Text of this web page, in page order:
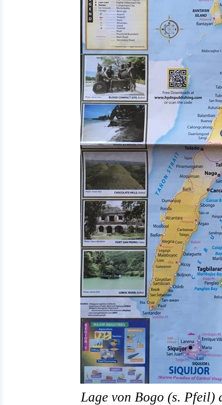
Lage von Bogo (s. Pfeil)